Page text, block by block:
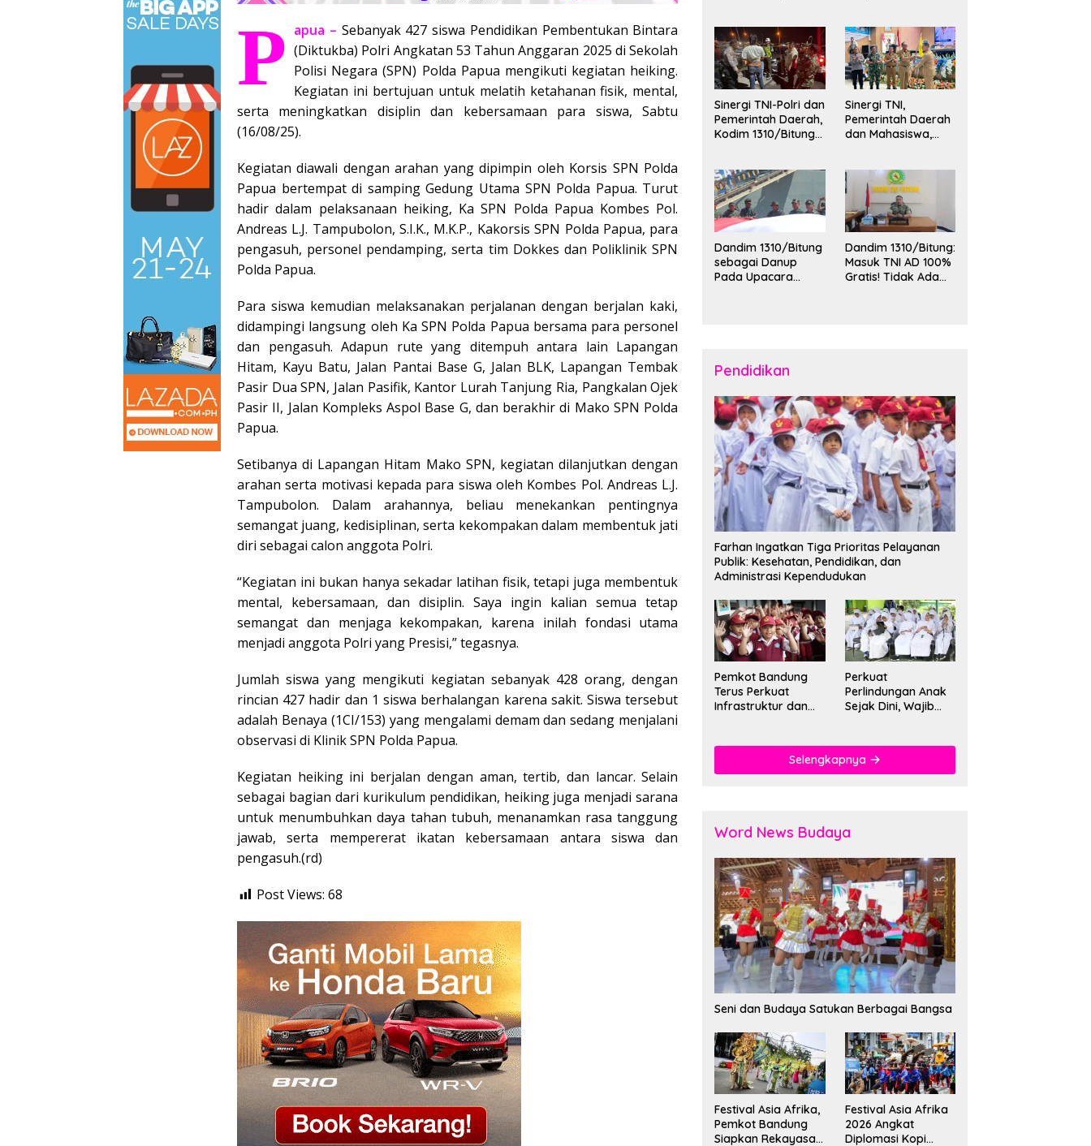
P apua – Sebanyak 427 siswa Pendidikan Pembentukan Bintara
(Diktukba) Polri Angkatan 53 Tahun Anggaran 2025 di Sekolah
Polisi Negara (SPN) Polda Papua mengikuti kegiatan heiking.
Kegiatan ini bertujuan untuk melatih ketahanan fisik, mental,
serta meningkatkan disiplin dan kebersamaan para siswa, Sabtu
(16/08/25).
Kegiatan diawali dengan arahan yang dipimpin oleh Korsis SPN Polda
Papua bertempat di samping Gedung Utama SPN Polda Papua. Turut
hadir dalam pelaksanaan heiking, Ka SPN Polda Papua Kombes Pol.
Andreas L.J. Tampubolon, S.I.K., M.K.P., Kakorsis SPN Polda Papua, para
pengasuh, personel pendamping, serta tim Dokkes dan Poliklinik SPN
Polda Papua.
Para siswa kemudian melaksanakan perjalanan dengan berjalan kaki,
didampingi langsung oleh Ka SPN Polda Papua bersama para personel
dan pengasuh. Adapun rute yang ditempuh antara lain Lapangan
Hitam, Kayu Batu, Jalan Pantai Base G, Jalan BLK, Lapangan Tembak
Pasir Dua SPN, Jalan Pasifik, Kantor Lurah Tanjung Ria, Pangkalan Ojek
Pasir II, Jalan Kompleks Aspol Base G, dan berakhir di Mako SPN Polda
Papua.
Setibanya di Lapangan Hitam Mako SPN, kegiatan dilanjutkan dengan
arahan serta motivasi kepada para siswa oleh Kombes Pol. Andreas L.J.
Tampubolon. Dalam arahannya, beliau menekankan pentingnya
semangat juang, kedisiplinan, serta kekompakan dalam membentuk jati
diri sebagai calon anggota Polri.
“Kegiatan ini bukan hanya sekadar latihan fisik, tetapi juga membentuk
mental, kebersamaan, dan disiplin. Saya ingin kalian semua tetap
semangat dan menjaga kekompakan, karena inilah fondasi utama
menjadi anggota Polri yang Presisi,” tegasnya.
Jumlah siswa yang mengikuti kegiatan sebanyak 428 orang, dengan
rincian 427 hadir dan 1 siswa berhalangan karena sakit. Siswa tersebut
adalah Benaya (1CI/153) yang mengalami demam dan sedang menjalani
observasi di Klinik SPN Polda Papua.
Kegiatan heiking ini berjalan dengan aman, tertib, dan lancar. Selain
sebagai bagian dari kurikulum pendidikan, heiking juga menjadi sarana
untuk menumbuhkan daya tahan tubuh, menanamkan rasa tanggung
jawab, serta mempererat ikatan kebersamaan antara siswa dan
pengasuh.(rd)
Post Views: 68
Bangsa
Latihan ORRUDA
2026
Sinergi TNI-Polri dan
Pemerintah Daerah,
Kodim 1310/Bitung
Wilayah Kota Bitung
Sinergi TNI,
Pemerintah Daerah
dan Mahasiswa,
Mahasiswa KKT
Unsrat Manado di
Kota Bitung
Dandim 1310/Bitung
sebagai Danup
Pada Upacara
Talaud dan Sangihe
Dandim 1310/Bitung:
Masuk TNI AD 100%
Gratis! Tidak Ada
Pendidikan
Farhan Ingatkan Tiga Prioritas Pelayanan
Publik: Kesehatan, Pendidikan, dan
Administrasi Kependudukan
Pemkot Bandung
Terus Perkuat
Infrastruktur dan
Perkuat
Perlindungan Anak
Sejak Dini, Wajib
Kekerasan
Selengkapnya
Word News Budaya
Seni dan Budaya Satukan Berbagai Bangsa
Festival Asia Afrika,
Pemkot Bandung
Siapkan Rekayasa
Festival Asia Afrika
2026 Angkat
Diplomasi Kopi